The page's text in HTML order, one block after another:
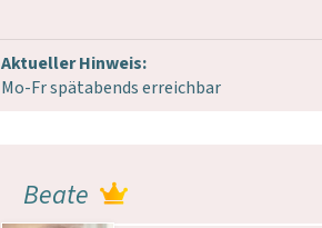
Aktueller Hinweis:
Mo-Fr spätabends erreichbar
Beate